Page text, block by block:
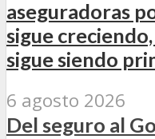
aseguradoras
sigue
sigue siendo
6 agosto 2026
Del seguro al